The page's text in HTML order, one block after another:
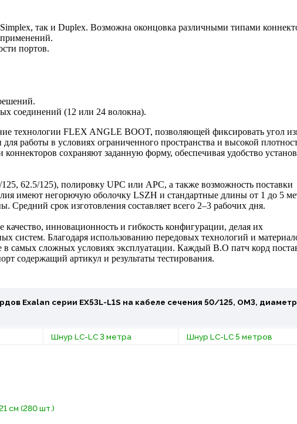
так и Duplex. Возможна оконцовка различными типами
портов.
соединений (12 или 24 волокна).
технологии FLEX ANGLE BOOT, позволяющей фиксировать угол
работы в условиях ограниченного пространства и высокой
сохраняют заданную форму, обеспечивая удобство
62.5/125), полировку UPC или APC, а также возможность поставки
имеют негорючую оболочку LSZH и стандартные длины от 1 до 5
срок изготовления составляет всего 2–3 рабочих дня.
инновационность и гибкость конфигурации, делая их
систем. Благодаря использованию передовых технологий и
самых сложных условиях эксплуатации. Каждый В.О патч корд
содержащий артикул и результаты тестирования.
Exalan серии EX53L-L1S на кабеле сечения 50/125, OM3, диаметр
Шнур LC-LC 3 метра Шнур LC-LC 5 метров
см (280 шт.)